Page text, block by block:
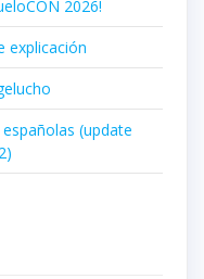
2026!
explicación
(update